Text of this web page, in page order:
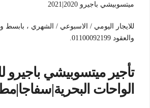
ميتسوبيشي باجيرو 2020|2021
للايجار اليومي / الاسبوعي / الشهري ،
والعقود 01100092199.
تأجير ميتسوبيشي باجيرو
الواحات